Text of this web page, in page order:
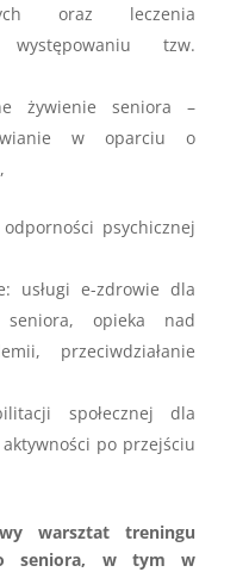
oraz leczenia
występowaniu tzw.
żywienie seniora –
w oparciu o
psychicznej
usługi e-zdrowie dla
opieka nad
przeciwdziałanie
społecznej dla
po przejściu
warsztat treningu
seniora, w tym w